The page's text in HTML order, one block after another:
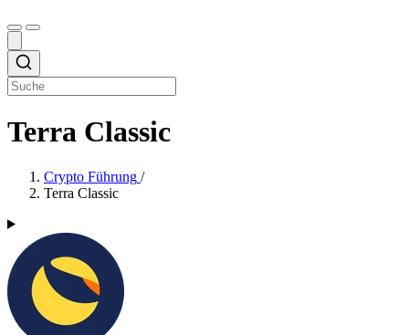
Terra Classic
Crypto Führung /
Terra Classic